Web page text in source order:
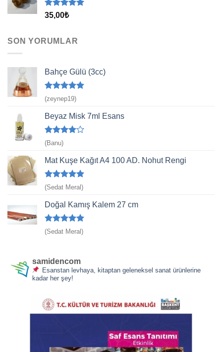
5 üzerinden
35,00₺
SON YORUMLAR
Bahçe Gülü (3cc)
5 üzerinden
5
oy aldı
(zeynep19)
Beyaz Misk 7ml Esans
5
üzerinden
4 oy aldı
(Banu)
Mat Kuşe Kağıt A4 100 AD. Nohut Rengi
5 üzerinden
5
(Sedat Meral)
Doğal Kamış Kalem 27 cm
5 üzerinden
5
(Sedat Meral)
samidencom
Esanstan levhaya, kitaptan geleneksel sanat ürünlerine
kadar her şey!